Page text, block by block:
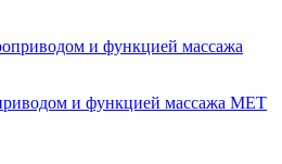
и функцией массажа MET